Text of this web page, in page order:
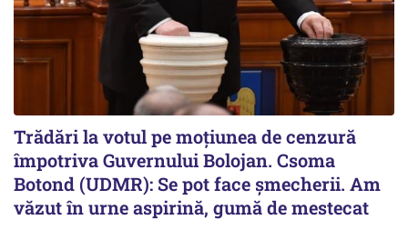
Trădări la votul pe moțiunea de cenzură
împotriva Guvernului Bolojan. Csoma
Botond (UDMR): Se pot face șmecherii. Am
văzut în urne aspirină, gumă de mestecat